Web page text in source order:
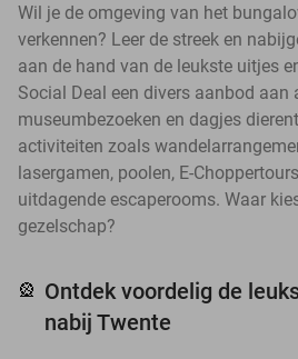
Wil je de omgeving van het
verkennen? Leer de streek en
aan de hand van de leukste uitjes
Social Deal een divers aanbod aan
museumbezoeken en dagjes
activiteiten zoals
lasergamen, poolen, E-
uitdagende escaperooms. Waar
gezelschap?
🎡 Ontdek voordelig de
nabij Twente